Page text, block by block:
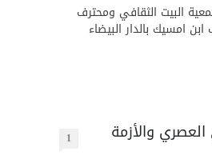
البيت الثقافي ومحترف
ابن امسيك بالدار البيضاء
والأزمة 1